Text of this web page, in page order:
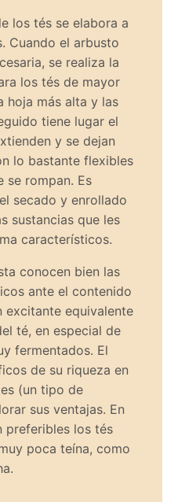
los tés se elabora a
Cuando el arbusto
se realiza la
los tés de mayor
hoja más alta y las
tiene lugar el
y se dejan
lo bastante flexibles
se rompan. Es
secado y enrollado
sustancias que les
característicos.
conocen bien las
ante el contenido
excitante equivalente
té, en especial de
fermentados. El
de su riqueza en
(un tipo de
sus ventajas. En
preferibles los tés
poca teína, como